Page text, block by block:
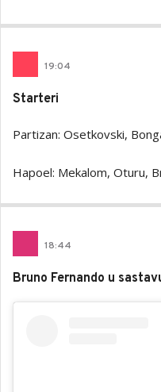
19:04
Starteri
Partizan: Osetkovski,
Hapoel: Mekalom, Oturu,
18:44
Bruno Fernando u